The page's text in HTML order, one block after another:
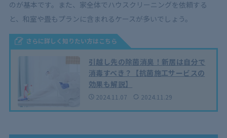
のが基本です。また、家全体でハウスクリーニングを依頼する
と、和室や畳もプランに含まれるケースが多いでしょう。
さらに詳しく知りたい方はこちら
引越し先の除菌消臭！新居は自分で
消毒すべき？【抗菌施工サービスの
効果も解説】
2024.11.07 2024.11.29